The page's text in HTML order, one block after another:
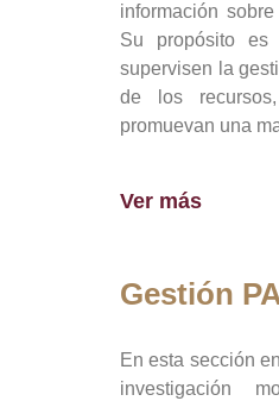
información
Su propósito es
supervisen la
de los
promuevan una
Ver más
Gestión
En esta sección
investigación